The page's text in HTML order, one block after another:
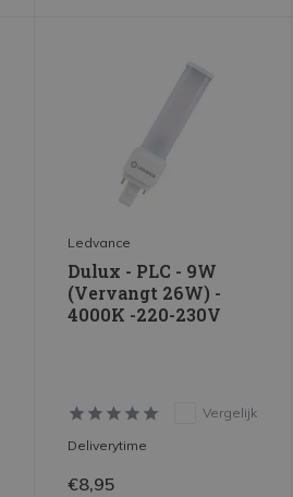
Ledvance
Dulux - PLC - 9W
(Vervangt 26W) -
4000K -220-230V
Vergelijk
Deliverytime
€8,95